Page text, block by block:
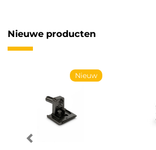
Nieuwe producten
Nieuw